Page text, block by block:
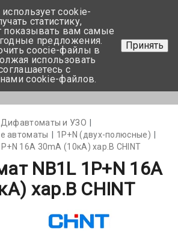
+375 17-350-99-56
+375 44-752-82-08
Задать вопрос
Дифавтоматы и УЗО
автоматы
1Р+N (двух-полюсные)
16А 30mA (10кА) хар.В CHINT
NB1L 1P+N 16А
хар.В CHINT
cookie-
статистику,
показывать вам самые
предложения.
coocie-файлы в
использовать
с
cookie-файлов.
Принять